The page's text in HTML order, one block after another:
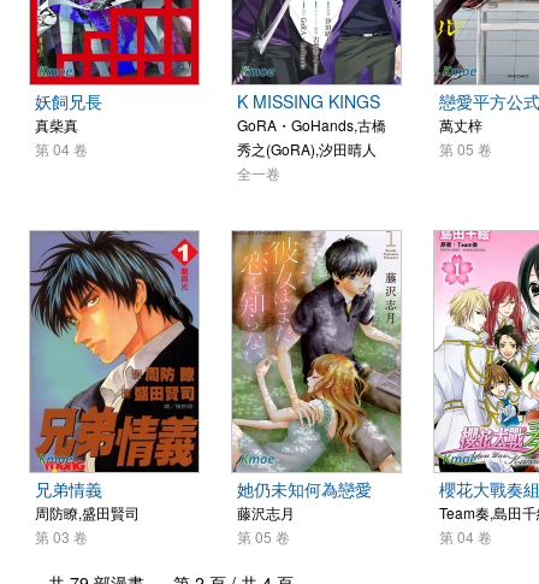
妖飼兄長
真柴真
第 04 卷
K MISSING KINGS
GoRA・GoHands,古橋
秀之(GoRA),汐田晴人
全一卷
戀愛平方公式
萬丈梓
第 05 卷
兄弟情義
周防瞭,盛田賢司
第 03 卷
她仍未知何為戀愛
藤沢志月
第 05 卷
櫻花大戰奏組
Team奏,島田
第 04 卷